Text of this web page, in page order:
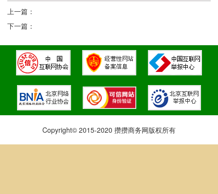
上一篇：
下一篇：
Copyright© 2015-2020 攒攒商务网版权所有